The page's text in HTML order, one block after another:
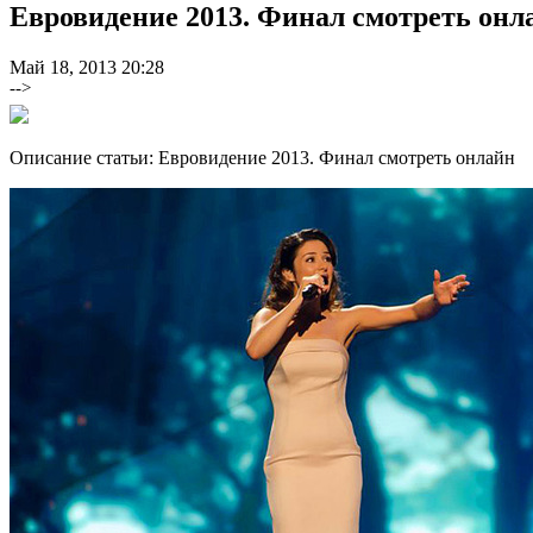
Евровидение 2013. Финал смотреть
Май 18, 2013 20:28
-->
Описание статьи: Евровидение 2013. Финал смотреть онлайн